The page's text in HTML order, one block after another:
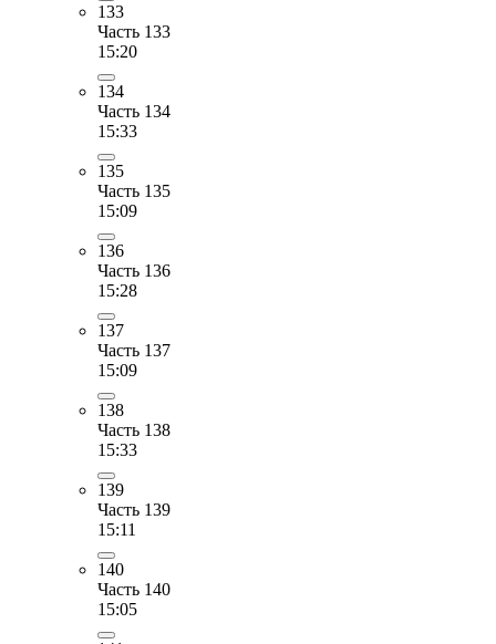
133
Часть 133
15:20
134
Часть 134
15:33
135
Часть 135
15:09
136
Часть 136
15:28
137
Часть 137
15:09
138
Часть 138
15:33
139
Часть 139
15:11
140
Часть 140
15:05